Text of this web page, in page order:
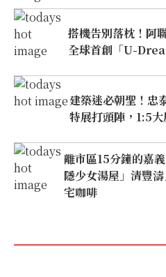
搭機告別落枕！阿
全球首創「U-
建築迷必朝聖！忠
特展打頭陣，1:5
離市區15分鐘的嘉
隱少女湯屋」清豐
宅咖啡